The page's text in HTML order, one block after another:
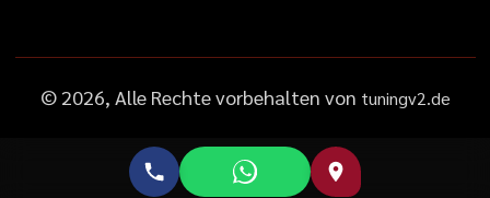
© 2026, Alle Rechte vorbehalten von tuningv2.de